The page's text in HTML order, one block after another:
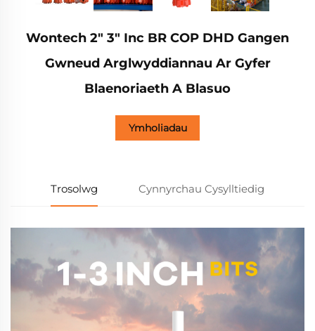
Wontech 2" 3" Inc BR COP DHD Gangen
Gwneud Arglwyddiannau Ar Gyfer
Blaenoriaeth A Blasuo
Ymholiadau
Trosolwg Cynnyrchau Cysylltiedig